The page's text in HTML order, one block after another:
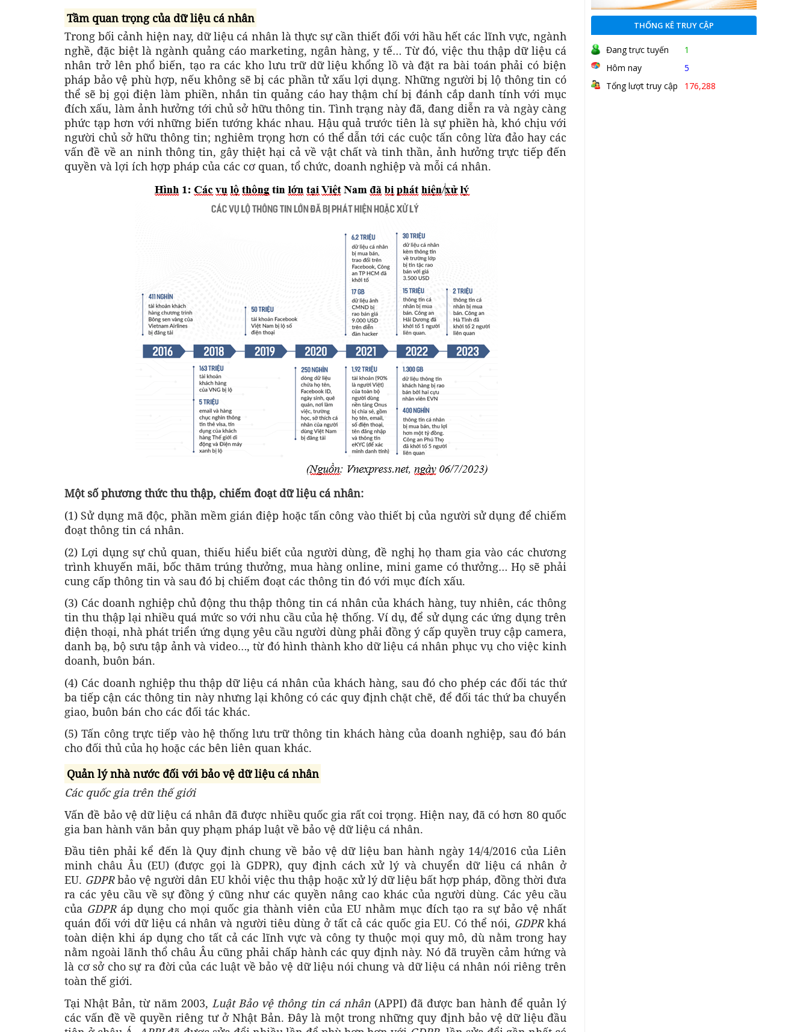
Tầm quan trọng của dữ liệu cá nhân
Trong bối cảnh hiện nay, dữ liệu cá nhân là thực sự cần thiết đối với hầu hết các lĩnh vực, ngành
nghề, đặc biệt là ngành quảng cáo marketing, ngân hàng, y tế… Từ đó, việc thu thập dữ liệu cá
nhân trở lên phổ biến, tạo ra các kho lưu trữ dữ liệu khổng lồ và đặt ra bài toán phải có biện
pháp bảo vệ phù hợp, nếu không sẽ bị các phần tử xấu lợi dụng. Những người bị lộ thông tin có
thể sẽ bị gọi điện làm phiền, nhắn tin quảng cáo hay thậm chí bị đánh cắp danh tính với mục
đích xấu, làm ảnh hưởng tới chủ sở hữu thông tin. Tình trạng này đã, đang diễn ra và ngày càng
phức tạp hơn với những biến tướng khác nhau. Hậu quả trước tiên là sự phiền hà, khó chịu với
người chủ sở hữu thông tin; nghiêm trọng hơn có thể dẫn tới các cuộc tấn công lừa đảo hay các
vấn đề về an ninh thông tin, gây thiệt hại cả về vật chất và tinh thần, ảnh hưởng trực tiếp đến
quyền và lợi ích hợp pháp của các cơ quan, tổ chức, doanh nghiệp và mỗi cá nhân.
Một số phương thức thu thập, chiếm đoạt dữ liệu cá nhân:
(1) Sử dụng mã độc, phần mềm gián điệp hoặc tấn công vào thiết bị của người sử dụng để chiếm
đoạt thông tin cá nhân.
(2) Lợi dụng sự chủ quan, thiếu hiểu biết của người dùng, đề nghị họ tham gia vào các chương
trình khuyến mãi, bốc thăm trúng thưởng, mua hàng online, mini game có thưởng… Họ sẽ phải
cung cấp thông tin và sau đó bị chiếm đoạt các thông tin đó với mục đích xấu.
(3) Các doanh nghiệp chủ động thu thập thông tin cá nhân của khách hàng, tuy nhiên, các thông
tin thu thập lại nhiều quá mức so với nhu cầu của hệ thống. Ví dụ, để sử dụng các ứng dụng trên
điện thoại, nhà phát triển ứng dụng yêu cầu người dùng phải đồng ý cấp quyền truy cập camera,
danh bạ, bộ sưu tập ảnh và video…, từ đó hình thành kho dữ liệu cá nhân phục vụ cho việc kinh
doanh, buôn bán.
(4) Các doanh nghiệp thu thập dữ liệu cá nhân của khách hàng, sau đó cho phép các đối tác thứ
ba tiếp cận các thông tin này nhưng lại không có các quy định chặt chẽ, để đối tác thứ ba chuyển
giao, buôn bán cho các đối tác khác.
(5) Tấn công trực tiếp vào hệ thống lưu trữ thông tin khách hàng của doanh nghiệp, sau đó bán
cho đối thủ của họ hoặc các bên liên quan khác.
Quản lý nhà nước đối với bảo vệ dữ liệu cá nhân
Các quốc gia trên thế giới
Vấn đề bảo vệ dữ liệu cá nhân đã được nhiều quốc gia rất coi trọng. Hiện nay, đã có hơn 80 quốc
gia ban hành văn bản quy phạm pháp luật về bảo vệ dữ liệu cá nhân.
Đầu tiên phải kể đến là Quy định chung về bảo vệ dữ liệu ban hành ngày 14/4/2016 của Liên
minh châu Âu (EU) (được gọi là GDPR), quy định cách xử lý và chuyển dữ liệu cá nhân ở
EU. GDPRbảo vệ người dân EU khỏi việc thu thập hoặc xử lý dữ liệu bất hợp pháp, đồng thời đưa
ra các yêu cầu về sự đồng ý cũng như các quyền nâng cao khác của người dùng. Các yêu cầu
của GDPRáp dụng cho mọi quốc gia thành viên của EU nhằm mục đích tạo ra sự bảo vệ nhất
quán đối với dữ liệu cá nhân và người tiêu dùng ở tất cả các quốc gia EU. Có thể nói, GDPRkhá
toàn diện khi áp dụng cho tất cả các lĩnh vực và công ty thuộc mọi quy mô, dù nằm trong hay
nằm ngoài lãnh thổ châu Âu cũng phải chấp hành các quy định này. Nó đã truyền cảm hứng và
là cơ sở cho sự ra đời của các luật về bảo vệ dữ liệu nói chung và dữ liệu cá nhân nói riêng trên
toàn thế giới.
Tại Nhật Bản, từ năm 2003, Luật Bảo vệ thông tin cá nhân(APPI) đã được ban hành để quản lý
các vấn đề về quyền riêng tư ở Nhật Bản. Đây là một trong những quy định bảo vệ dữ liệu đầu
THỐNG KÊ TRUY CẬP
Đang trực tuyến
1
Hôm nay
5
Tổng lượt truy cập
176,288